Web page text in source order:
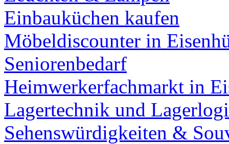
Einbauküchen kaufen
Möbeldiscounter in
Seniorenbedarf
Heimwerkerfachmarkt in
Lagertechnik und
Sehenswürdigkeiten &